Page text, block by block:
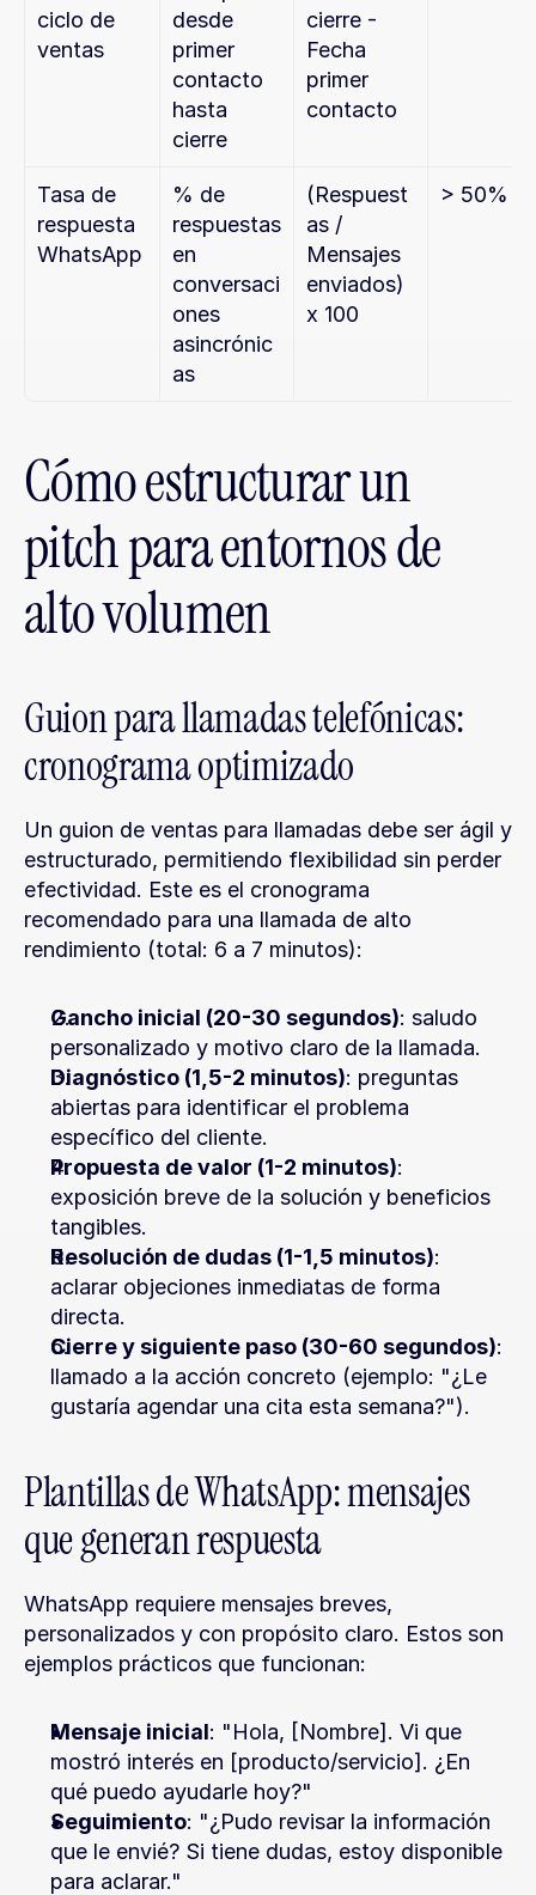
ciclo de
ventas
desde
primer
contacto
hasta
cierre
cierre -
Fecha
primer
contacto
Tasa de
respuesta
WhatsApp
% de
respuestas
en
conversaci
ones
asincrónic
as
(Respuest
as /
Mensajes
enviados)
x 100
> 50%
Cómo estructurar un
pitch para entornos de
alto volumen
Guion para llamadas telefónicas:
cronograma optimizado
Un guion de ventas para llamadas debe ser ágil y
estructurado, permitiendo flexibilidad sin perder
efectividad. Este es el cronograma
recomendado para una llamada de alto
rendimiento (total: 6 a 7 minutos):
Gancho inicial (20-30 segundos): saludo
personalizado y motivo claro de la llamada.
Diagnóstico (1,5-2 minutos): preguntas
abiertas para identificar el problema
específico del cliente.
Propuesta de valor (1-2 minutos):
exposición breve de la solución y beneficios
tangibles.
Resolución de dudas (1-1,5 minutos):
aclarar objeciones inmediatas de forma
directa.
Cierre y siguiente paso (30-60 segundos):
llamado a la acción concreto (ejemplo: "¿Le
gustaría agendar una cita esta semana?").
Plantillas de WhatsApp: mensajes
que generan respuesta
WhatsApp requiere mensajes breves,
personalizados y con propósito claro. Estos son
ejemplos prácticos que funcionan:
Mensaje inicial: "Hola, [Nombre]. Vi que
mostró interés en [producto/servicio]. ¿En
qué puedo ayudarle hoy?"
Seguimiento: "¿Pudo revisar la información
que le envié? Si tiene dudas, estoy disponible
para aclarar."